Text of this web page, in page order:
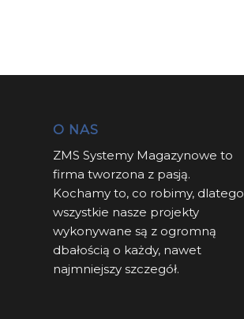
O NAS
ZMS Systemy Magazynowe to
firma tworzona z pasją.
Kochamy to, co robimy, dlatego
wszystkie nasze projekty
wykonywane są z ogromną
dbałością o każdy, nawet
najmniejszy szczegół.